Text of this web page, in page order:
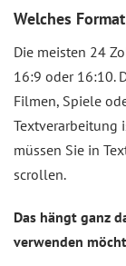
Welches
Die meisten 24
16:9 oder 16:10.
Filmen, Spiele
Textverarbeitung
müssen Sie in
scrollen.
Das hängt ganz
verwenden